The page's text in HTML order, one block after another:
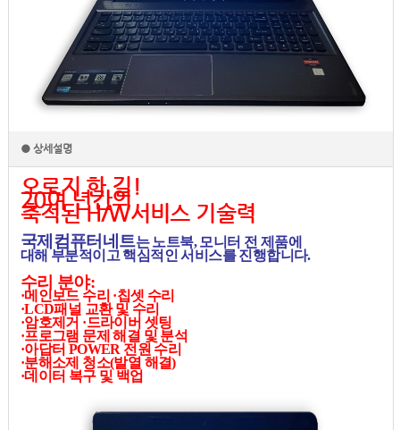
● 상세설명
오로지 한 길!
20여 년간의
축적된 H/W서비스 기술력
국제컴퓨터네트는 노트북, 모니터 전 제품에
대해 부분적이고 핵심적인 서비스를 진행합니다.
수리 분야:
·메인보드 수리 ·칩셋 수리
·LCD패널 교환 및 수리
·암호제거 ·드라이버 셋팅
·프로그램 문제 해결 및 분석
·아답터 POWER 전원 수리
·분해소제 청소(발열 해결)
·데이터 복구 및 백업